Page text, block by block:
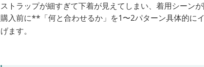
ストラップが細すぎて下着が見えてしまい、着用シーン
購入前に**「何と合わせるか」を1〜2パターン具体的に
げます。